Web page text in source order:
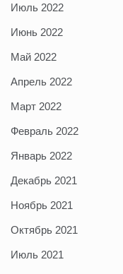
Июль 2022
Июнь 2022
Май 2022
Апрель 2022
Март 2022
Февраль 2022
Январь 2022
Декабрь 2021
Ноябрь 2021
Октябрь 2021
Июль 2021